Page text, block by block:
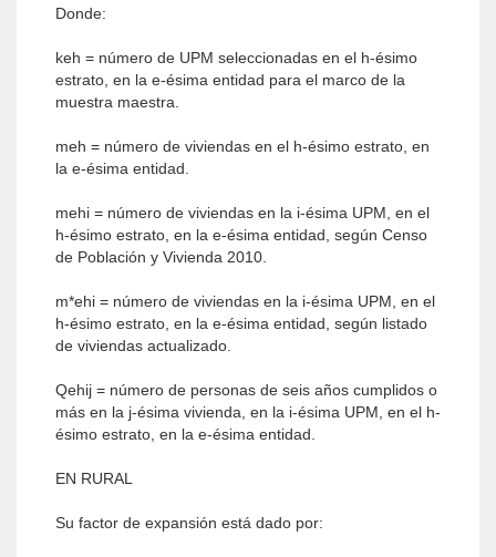
Donde:
keh = número de UPM seleccionadas en el h-ésimo
estrato, en la e-ésima entidad para el marco de la
muestra maestra.
meh = número de viviendas en el h-ésimo estrato, en
la e-ésima entidad.
mehi = número de viviendas en la i-ésima UPM, en el
h-ésimo estrato, en la e-ésima entidad, según Censo
de Población y Vivienda 2010.
m*ehi = número de viviendas en la i-ésima UPM, en el
h-ésimo estrato, en la e-ésima entidad, según listado
de viviendas actualizado.
Qehij = número de personas de seis años cumplidos o
más en la j-ésima vivienda, en la i-ésima UPM, en el h-
ésimo estrato, en la e-ésima entidad.
EN RURAL
Su factor de expansión está dado por: